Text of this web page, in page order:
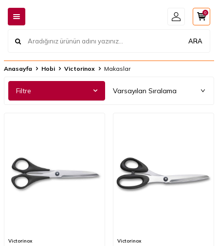
ARA
0
Anasayfa Hobi Victorinox Makaslar
Filtre
Victorinox Victorinox